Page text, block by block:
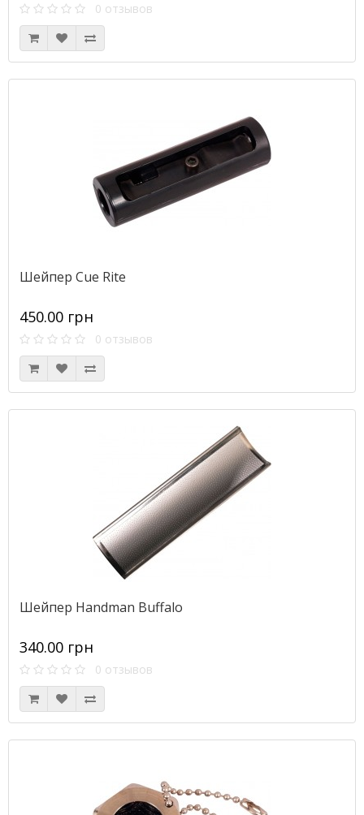
0 отзывов
Шейпер Cue Rite
450.00 грн
0 отзывов
Шейпер Handman Buffalo
340.00 грн
0 отзывов